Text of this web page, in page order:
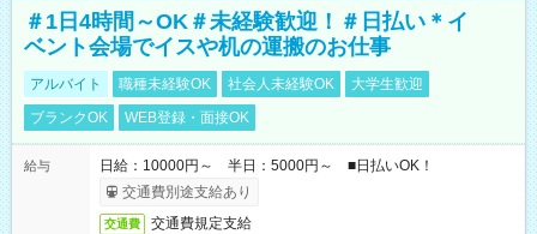
＃1日4時間～OK＃未経験歓迎！＃日払い＊イ
ベント会場でイスや机の運搬のお仕事
アルバイト 職種未経験OK 社会人未経験OK
大学生歓迎
ブランクOK
WEB登録・面接OK
給与
日給：10000円～ 半日：5000円～ ■日払いOK！
交通費別途支給あり
交通費 交通費規定支給